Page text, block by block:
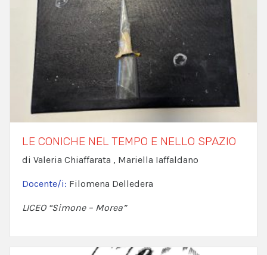
LE CONICHE NEL TEMPO E NELLO SPAZIO
di Valeria Chiaffarata , Mariella Iaffaldano
Docente/i: Filomena Delledera
LICEO “Simone – Morea”